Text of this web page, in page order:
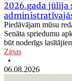
2026.gada jūlija
Piedāvājam mūsu
Senāta spriedumu
būt noderīgs
Ziņas
•
06.08.2026